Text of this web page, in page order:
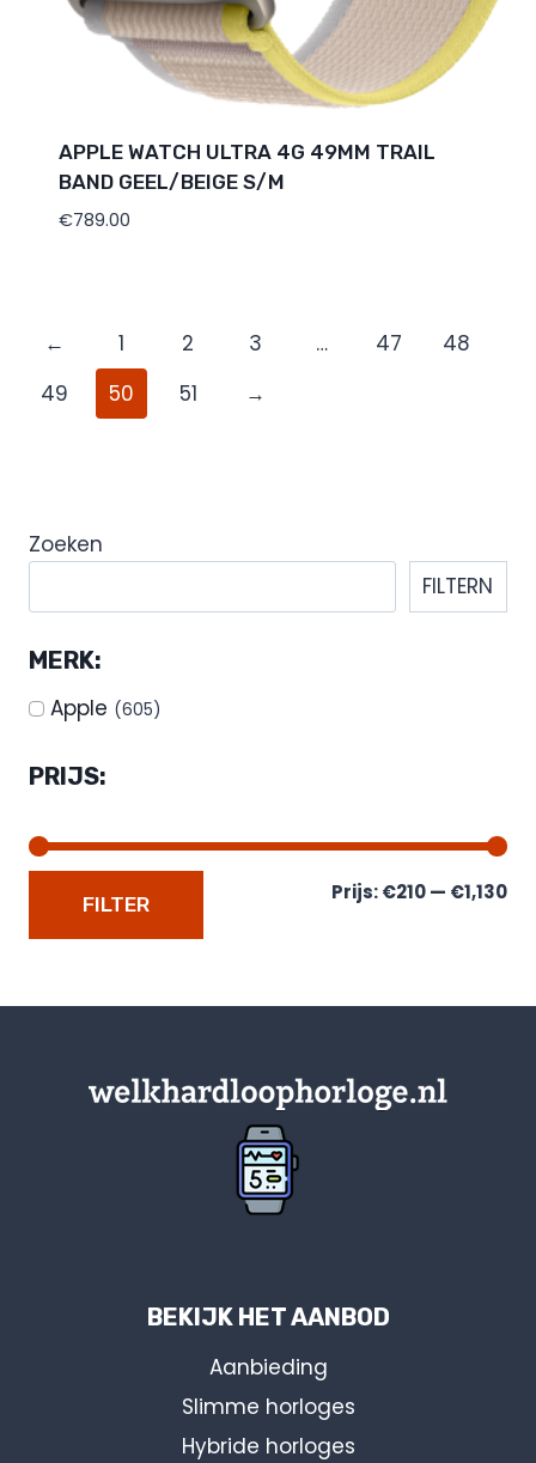
APPLE WATCH ULTRA 4G 49MM TRAIL
BAND GEEL/BEIGE S/M
€789.00
← 1 2 3 … 47
48
49
50 51 →
Zoeken
FILTERN
MERK:
Apple (605)
PRIJS:
FILTER Prijs:€210— €1,130
BEKIJK HET AANBOD
Aanbieding
Slimme horloges
Hybride horloges